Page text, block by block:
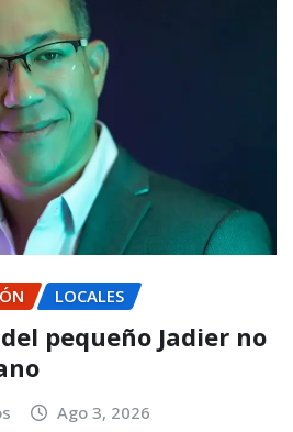
LOCALES
pequeño Jadier no
Ago 3, 2026